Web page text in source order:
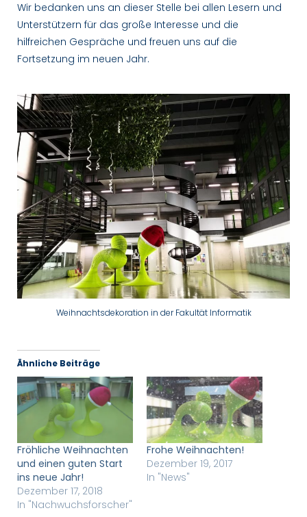
Wir bedanken uns an dieser Stelle bei allen Lesern und
Unterstützern für das große Interesse und die
hilfreichen Gespräche und freuen uns auf die
Fortsetzung im neuen Jahr.
Weihnachtsdekoration in der Fakultät Informatik
Ähnliche Beiträge
Fröhliche Weihnachten
und einen guten Start
ins neue Jahr!
Dezember 17, 2018
In "Nachwuchsforscher"
Frohe Weihnachten!
Dezember 19, 2017
In "News"